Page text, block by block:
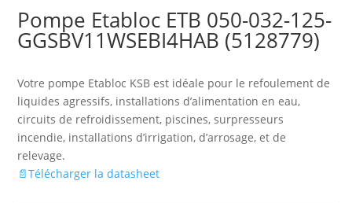
Pompe Etabloc ETB 050-032-125-
GGSBV11WSEBI4HAB (5128779)
Votre pompe Etabloc KSB est idéale pour le refoulement de
liquides agressifs, installations d’alimentation en eau,
circuits de refroidissement, piscines, surpresseurs
incendie, installations d’irrigation, d’arrosage, et de
relevage.
📄Télécharger la datasheet